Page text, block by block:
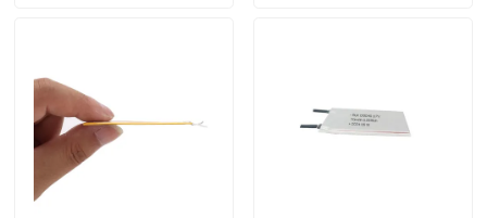
O nas
Wycieczka po fabryce